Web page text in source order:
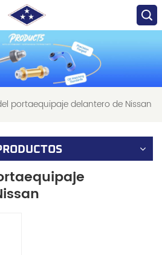
portaequipaje delantero de Nissan